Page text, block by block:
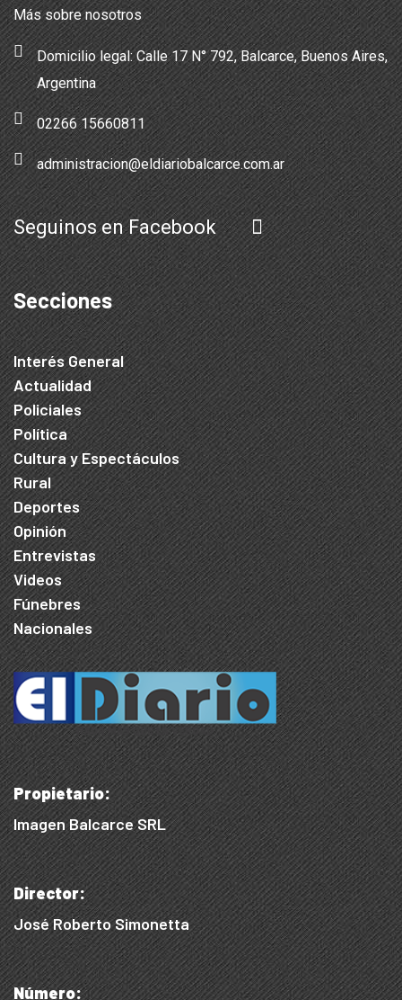
Más sobre nosotros
Domicilio legal: Calle 17 N° 792, Balcarce, Buenos Aires,
Argentina
02266 15660811
administracion@eldiariobalcarce.com.ar
Seguinos en Facebook
Secciones
Interés General
Actualidad
Policiales
Política
Cultura y Espectáculos
Rural
Deportes
Opinión
Entrevistas
Videos
Fúnebres
Nacionales
Propietario:
Imagen Balcarce SRL
Director:
José Roberto Simonetta
Número: